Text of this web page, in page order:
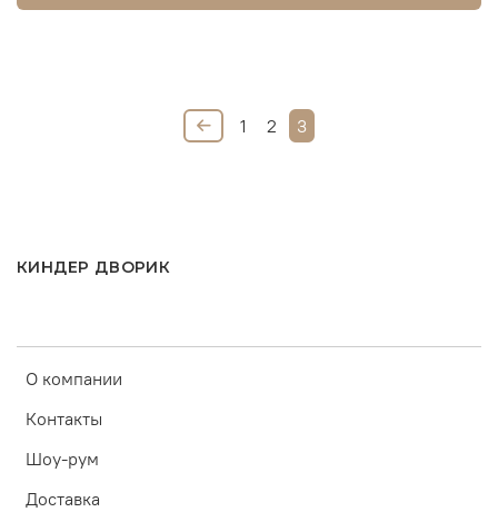
1 2 3
КИНДЕР ДВОРИК
О компании
Контакты
Шоу-рум
Доставка